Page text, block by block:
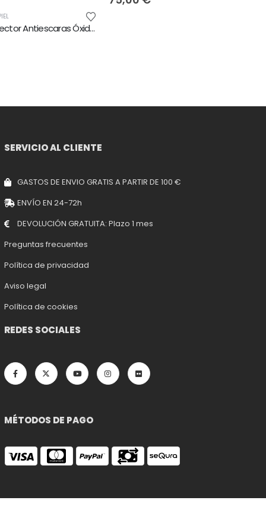
Crema Protector Antiescaras Óxido de Zinc
SERVICIO AL CLIENTE
GASTOS DE ENVIO GRATIS A PARTIR DE 100 €
ENVÍO EN 24-72h
DEVOLUCIÓN GRATUITA: Plazo 1 mes
Preguntas frecuentes
Política de privacidad
Aviso legal
Política de cookies
REDES SOCIALES
MÉTODOS DE PAGO